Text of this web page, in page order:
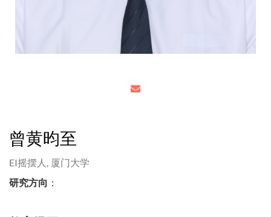
曾黄昀至
EI摇摆人, 厦门大学
研究方向 ：